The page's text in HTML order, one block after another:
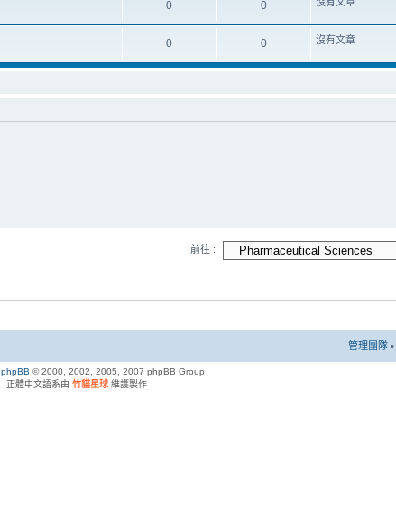
0 0
0 0 沒有文章
前往 :
管理團隊 •
phpBB © 2000, 2002, 2005, 2007 phpBB Group
正體中文語系由 竹貓星球 維護製作